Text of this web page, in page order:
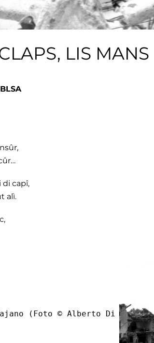
LIS MANS
di capî,
alì.
(Foto © Alberto Di Giusto)